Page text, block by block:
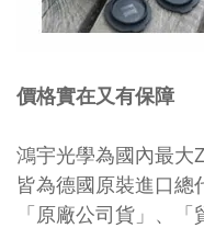
價格實在又有保障
鴻宇光學為國內最大
皆為德國原裝進口
「原廠公司貨」、